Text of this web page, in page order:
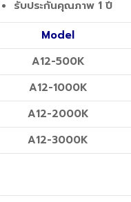
รับประกันคุณภาพ 1 ปี
Model
A12-500K
A12-1000K
A12-2000K
A12-3000K